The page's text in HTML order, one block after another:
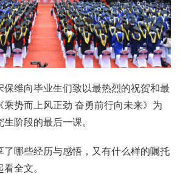
保维向毕业生们致以最热烈的祝贺和最
乘势而上风正劲 奋勇前行向未来》为
阶段的最后一课。
了哪些经历与感悟，又有什么样的嘱托
全文。